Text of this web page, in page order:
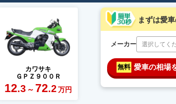
カワサキ
ＧＰＺ９００Ｒ
12.3 ～ 72.2万円
まずは愛
メーカー 選択してく
無料 愛車の相場